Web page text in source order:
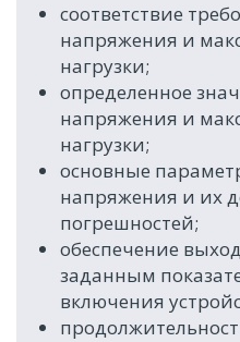
соответствие
напряжения и
нагрузки;
определенное
напряжения и
нагрузки;
основные
напряжения и их
погрешностей;
обеспечение
заданным
включения